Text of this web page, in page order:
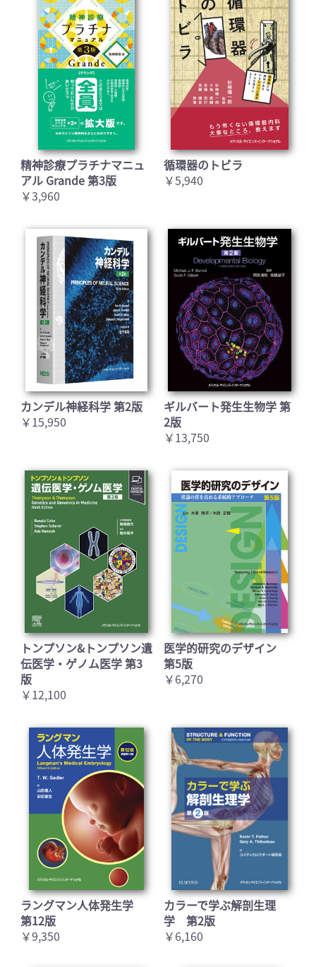
精神診療プラチナマニュ
アル Grande 第3版
￥3,960
循環器のトビラ
￥5,940
カンデル神経科学 第2版
￥15,950
ギルバート発生生物学 第
2版
￥13,750
トンプソン&トンプソン遺
伝医学・ゲノム医学 第3
版
￥12,100
医学的研究のデザイン
第5版
￥6,270
ラングマン人体発生学
第12版
￥9,350
カラーで学ぶ解剖生理
学 第2版
￥6,160